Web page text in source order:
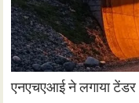
एनएचएआई ने लगाया